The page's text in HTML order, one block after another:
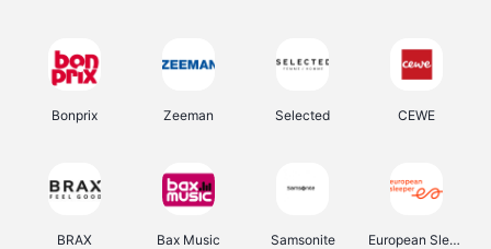
Bonprix Zeeman Selected CEWE
BRAX Bax Music Samsonite European Sleeper